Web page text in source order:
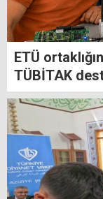
ETÜ
TÜBİTAK